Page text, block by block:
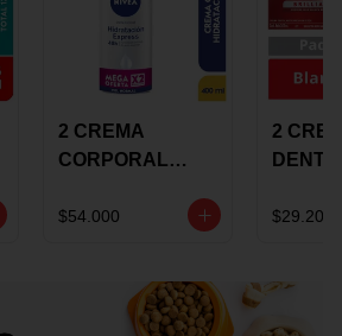
2 CREMA
CORPORAL
EXPRESS
OFERTA
$54.000
2
$29.200